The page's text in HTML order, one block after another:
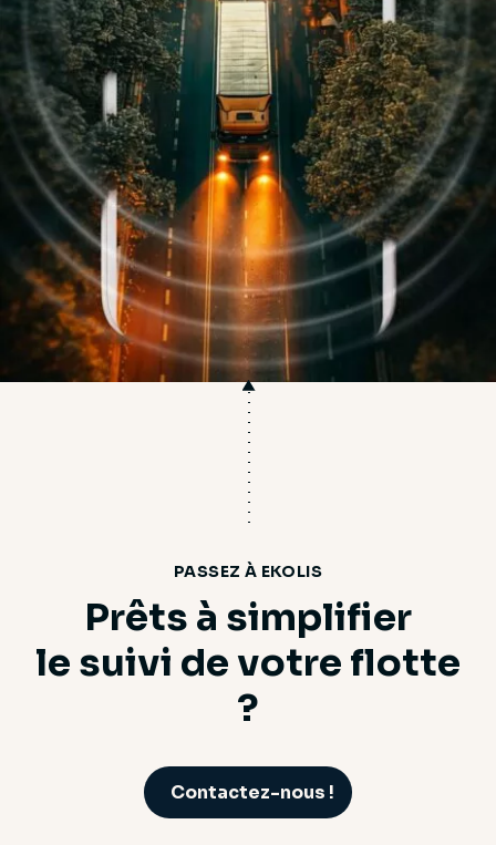
PASSEZ À EKOLIS
Prêts à simplifier
le suivi de votre flotte
?
Contactez-nous !